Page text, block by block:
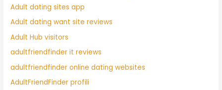
Adult dating sites app
Adult dating want site reviews
Adult Hub visitors
adultfriendfinder it reviews
adultfriendfinder online dating websites
AdultFriendFinder profili